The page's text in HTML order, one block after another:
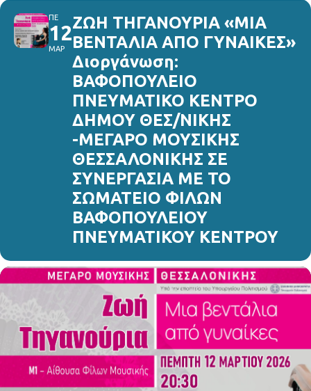
ΠΕ
12
ΜΑΡ
ΖΩΗ ΤΗΓΑΝΟΥΡΙΑ «ΜΙΑ
ΒΕΝΤΑΛΙΑ ΑΠΟ ΓΥΝΑΙΚΕΣ»
Διοργάνωση:
ΒΑΦΟΠΟΥΛΕΙΟ
ΠΝΕΥΜΑΤΙΚΟ ΚΕΝΤΡΟ
ΔΗΜΟΥ ΘΕΣ/ΝΙΚΗΣ
-ΜΕΓΑΡΟ ΜΟΥΣΙΚΗΣ
ΘΕΣΣΑΛΟΝΙΚΗΣ ΣΕ
ΣΥΝΕΡΓΑΣΙΑ ΜΕ ΤΟ
ΣΩΜΑΤΕΙΟ ΦΙΛΩΝ
ΒΑΦΟΠΟΥΛΕΙΟΥ
ΠΝΕΥΜΑΤΙΚΟΥ ΚΕΝΤΡΟΥ